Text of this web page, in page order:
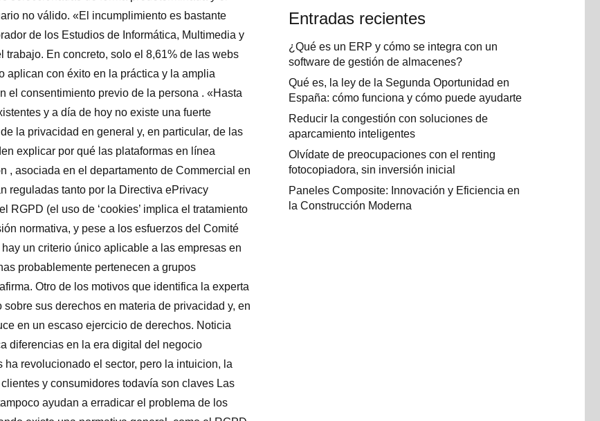
Entradas recientes
¿Qué es un ERP y cómo se integra con un
software de gestión de almacenes?
Qué es, la ley de la Segunda Oportunidad en
España: cómo funciona y cómo puede ayudarte
Reducir la congestión con soluciones de
aparcamiento inteligentes
Olvídate de preocupaciones con el renting
fotocopiadora, sin inversión inicial
Paneles Composite: Innovación y Eficiencia en
la Construcción Moderna